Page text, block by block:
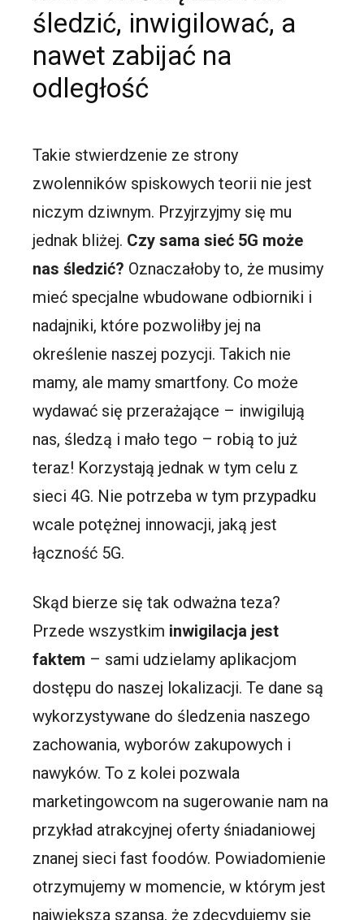
śledzić, inwigilować, a
nawet zabijać na
odległość
Takie stwierdzenie ze strony
zwolenników spiskowych teorii nie jest
niczym dziwnym. Przyjrzyjmy się mu
jednak bliżej. Czy sama sieć 5G może
nas śledzić? Oznaczałoby to, że musimy
mieć specjalne wbudowane odbiorniki i
nadajniki, które pozwoliłby jej na
określenie naszej pozycji. Takich nie
mamy, ale mamy smartfony. Co może
wydawać się przerażające – inwigilują
nas, śledzą i mało tego – robią to już
teraz! Korzystają jednak w tym celu z
sieci 4G. Nie potrzeba w tym przypadku
wcale potężnej innowacji, jaką jest
łączność 5G.
Skąd bierze się tak odważna teza?
Przede wszystkim inwigilacja jest
faktem – sami udzielamy aplikacjom
dostępu do naszej lokalizacji. Te dane są
wykorzystywane do śledzenia naszego
zachowania, wyborów zakupowych i
nawyków. To z kolei pozwala
marketingowcom na sugerowanie nam na
przykład atrakcyjnej oferty śniadaniowej
znanej sieci fast foodów. Powiadomienie
otrzymujemy w momencie, w którym jest
największa szansa, że zdecydujemy się